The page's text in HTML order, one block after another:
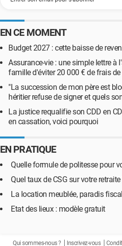
EN CE MOMENT
Budget 2027 : cette baisse de
Assurance-vie : une simple lettre à
famille d'éviter 20 000 € de frais
"La succession de mon père est
héritier refuse de signer et quels
La justice requalifie son CDD en
en cassation, voici pourquoi
EN PRATIQUE
Quelle formule de politesse pour
Quel taux de CSG sur votre retraite
La location meublée, paradis
Etat des lieux : modèle gratuit
Qui sommes-nous ? Inscrivez-vous